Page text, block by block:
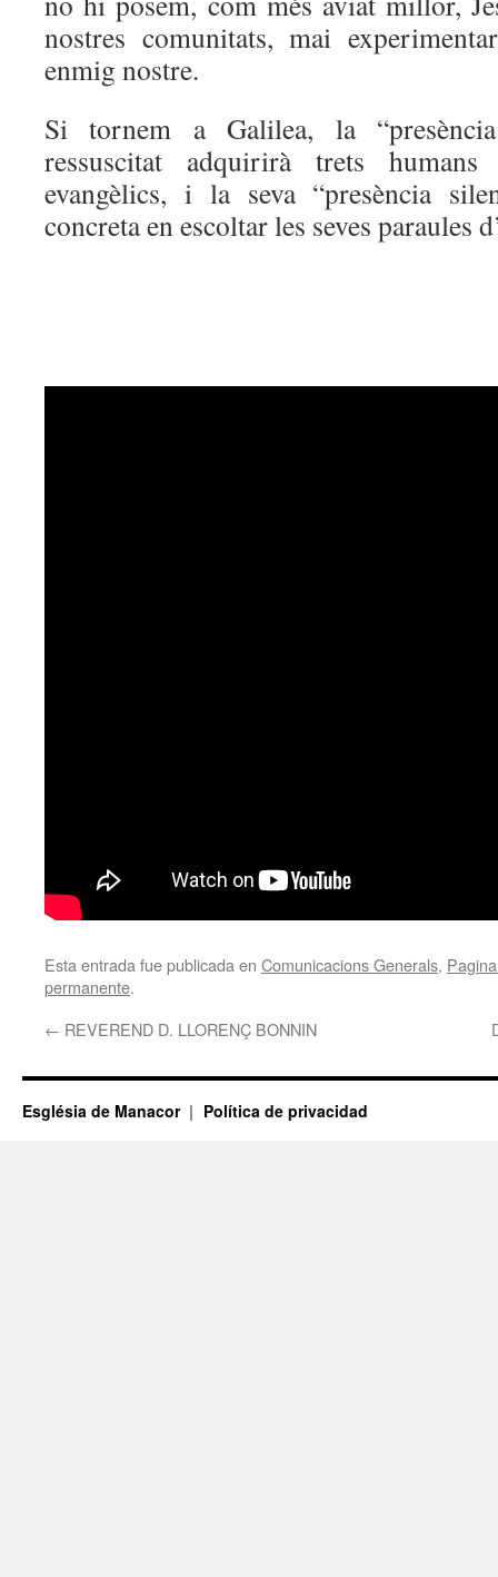
nostres comunitats, mai
enmig nostre.
Si tornem a Galilea, la
ressuscitat adquirirà trets
evangèlics, i la seva “presència
concreta en escoltar les seves paraules
Esta entrada fue publicada en Comunicacions Generals,
permanente.
← REVEREND D. LLORENÇ BONNIN
Església de Manacor Política de privacidad